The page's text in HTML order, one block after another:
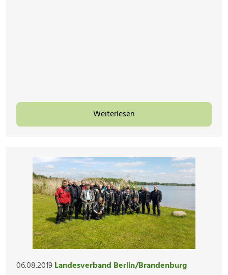
Weiterlesen
06.08.2019Landesverband Berlin/Brandenburg